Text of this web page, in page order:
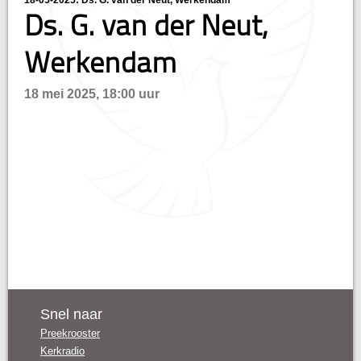
Ds. G. van der Neut,
Werkendam
18 mei 2025, 18:00 uur
Snel naar
Preekrooster
Kerkradio